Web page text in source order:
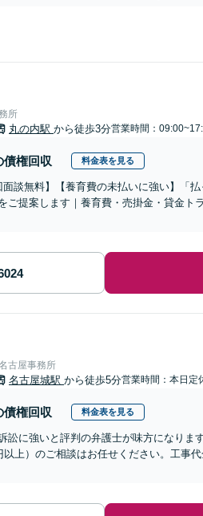
所
丸の内駅 から徒歩3分営業時間：
債権回収 料金表を見る
面談無料】【養育費の未払いに強い】「
ご提案します｜養育費・売掛金・貸金
古屋事務所
名古屋城駅 から徒歩5分営業時間：本日定
債権回収 料金表を見る
訟に強いと評判の弁護士が味方になりま
上）のご相談はお任せください。工事